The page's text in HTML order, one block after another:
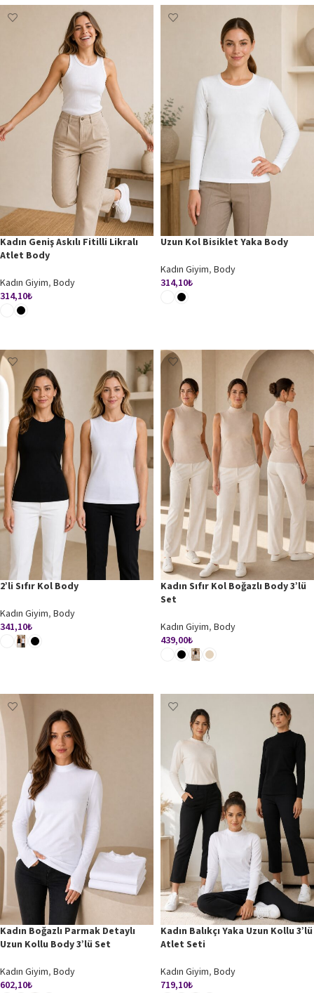
Kadın Geniş Askılı Fitilli Likralı
Atlet Body
Kadın Giyim, Body
314,10₺
Uzun Kol Bisiklet Yaka Body
Kadın Giyim, Body
314,10₺
2’li Sıfır Kol Body
Kadın Giyim, Body
341,10₺
Kadın Sıfır Kol Boğazlı Body 3’lü
Set
Kadın Giyim, Body
439,00₺
Kadın Boğazlı Parmak Detaylı
Uzun Kollu Body 3’lü Set
Kadın Giyim, Body
602,10₺
Kadın Balıkçı Yaka Uzun Kollu 3’lü
Atlet Seti
Kadın Giyim, Body
719,10₺